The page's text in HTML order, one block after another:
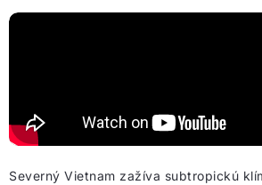
Severný Vietnam zažíva subtropickú